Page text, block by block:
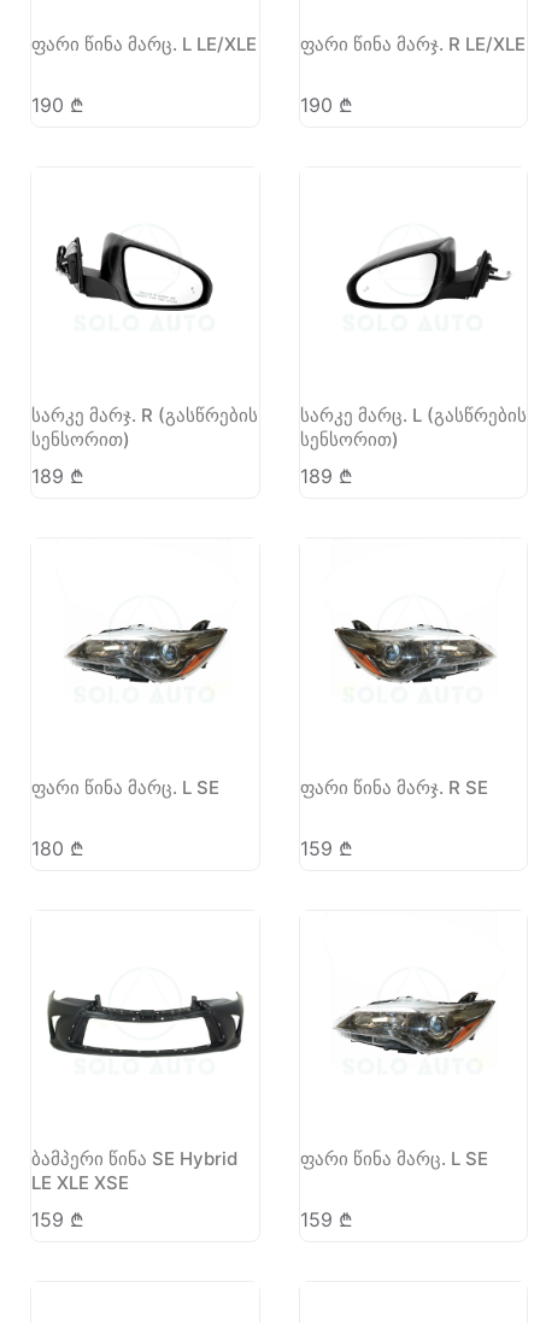
ფარი წინა მარც. L LE/XLE
190 ₾
ფარი წინა მარჯ. R LE/XLE
190 ₾
სარკე მარჯ. R (გასწრების
სენსორით)
189 ₾
სარკე მარც. L (გასწრების
სენსორით)
189 ₾
ფარი წინა მარც. L SE
180 ₾
ფარი წინა მარჯ. R SE
159 ₾
ბამპერი წინა SE Hybrid
LE XLE XSE
159 ₾
ფარი წინა მარც. L SE
159 ₾